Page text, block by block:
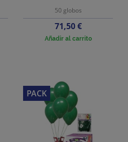
50 globos
Precio
71,50 €
Añadir al carrito
PACK